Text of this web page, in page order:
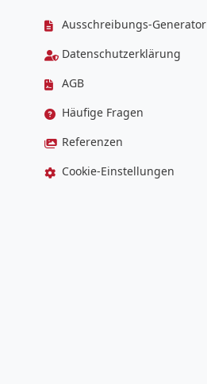
Ausschreibungs-Generator
Datenschutzerklärung
AGB
Häufige Fragen
Referenzen
Cookie-Einstellungen